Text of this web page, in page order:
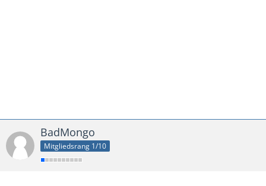
BadMongo
Mitgliedsrang 1/10